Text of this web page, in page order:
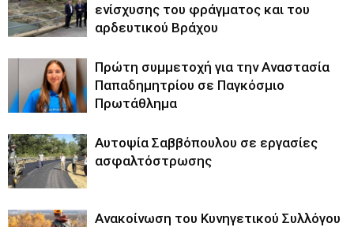
ενίσχυσης του φράγματος και του
αρδευτικού Βράχου
Πρώτη συμμετοχή για την Αναστασία
Παπαδημητρίου σε Παγκόσμιο
Πρωτάθλημα
Αυτοψία Σαββόπουλου σε εργασίες
ασφαλτόστρωσης
Ανακοίνωση του Κυνηγετικού Συλλόγου